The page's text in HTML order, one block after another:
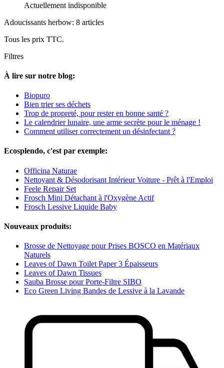
Actuellement indisponible
Adoucissants herbow: 8 articles
Tous les prix TTC.
Filtres
À lire sur notre blog:
Biopuro
Bien trier ses déchets
Trop de propreté, pour rester en bonne santé ?
Le calendrier lunaire, une arme secrète pour le ménage !
Comment utiliser correctement un désinfectant ?
Ecosplendo, c'est par exemple:
Officina Naturae
Nettoyant & Désodorisant Intérieur Voiture - Prêt à l'Emploi
Feele Repair Set
Frosch Mini Détachant à l'Oxygène Actif
Frosch Lessive Liquide Baby
Nouveaux produits:
Brosse de Nettoyage pour Prises BOSCO en Matériaux
Naturels
Leaves of Dawn Toilet Paper 3 Épaisseurs
Leaves of Dawn Tissues
Sauba Brosse pour Porte-Filtre SIBO
Eco Green Living Bandes de Lessive à la Lavande